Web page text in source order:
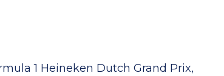
1 Heineken Dutch Grand Prix,